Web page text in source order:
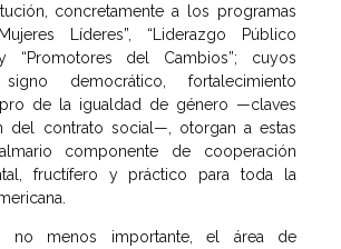
concretamente a los programas
Líderes”, “Liderazgo Público
“Promotores del Cambios”; cuyos
democrático, fortalecimiento
de la igualdad de género —claves
del contrato social—, otorgan a estas
componente de cooperación
fructífero y práctico para toda la
no menos importante, el área de